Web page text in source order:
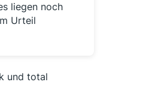
liegen noch
Urteil
und total